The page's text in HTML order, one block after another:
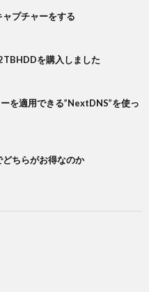
プチャーをする
を購入しました
を適用できる”NextDNS”を使っ
ちらがお得なのか